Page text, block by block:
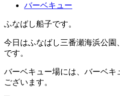
バーベキュー
ふなばし船子です。
今日はふなばし三番瀬海浜公
です。
バーベキュー場には、バーベ
ございます。